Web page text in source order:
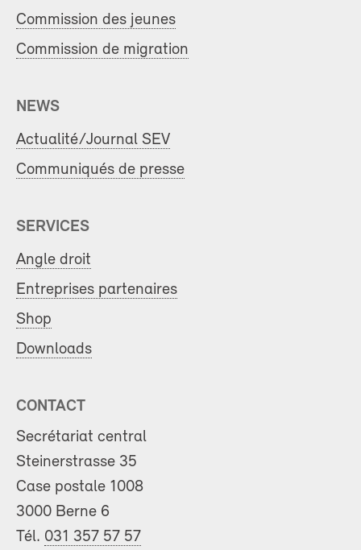
Commission des jeunes
Commission de migration
NEWS
Actualité/Journal SEV
Communiqués de presse
SERVICES
Angle droit
Entreprises partenaires
Shop
Downloads
CONTACT
Secrétariat central
Steinerstrasse 35
Case postale 1008
3000 Berne 6
Tél. 031 357 57 57